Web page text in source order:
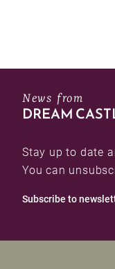
News from
DREAM
Stay up to date
You can
Subscribe to